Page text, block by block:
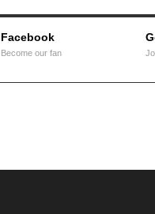
Facebook
Become our fan